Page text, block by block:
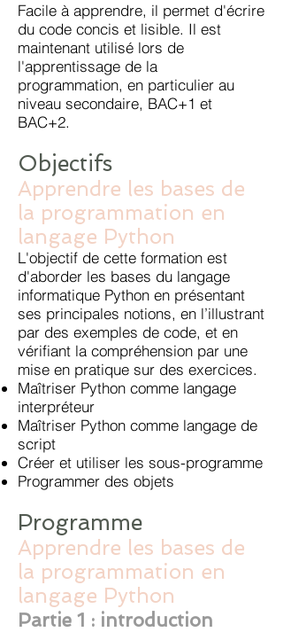
Facile à apprendre, il permet d'écrire
du code concis et lisible. Il est
maintenant utilisé lors de
l'apprentissage de la
programmation, en particulier au
niveau secondaire, BAC+1 et
BAC+2.
Objectifs
Apprendre les bases de
la programmation en
langage Python
L'objectif de cette formation est
d'aborder les bases du langage
informatique Python en présentant
ses principales notions, en l’illustrant
par des exemples de code, et en
vérifiant la compréhension par une
mise en pratique sur des exercices.
Maîtriser Python comme langage
interpréteur
Maîtriser Python comme langage de
script
Créer et utiliser les sous-programme
Programmer des objets
Programme
Apprendre les bases de
la programmation en
langage Python
Partie 1 : introduction